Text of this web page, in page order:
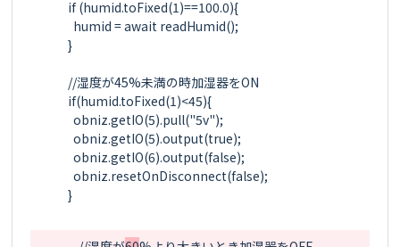
        }
          obniz.getIO(5).pull("5v");
          obniz.getIO(5).output(true);
          obniz.getIO(6).output(false);
          obniz.resetOnDisconnect(false);
        }